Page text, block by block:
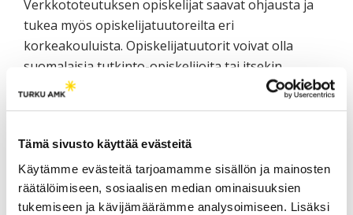
Tämä sivusto käyttää evästeitä
Käytämme evästeitä tarjoamamme sisällön ja mainosten
räätälöimiseen, sosiaalisen median ominaisuuksien
tukemiseen ja kävijämäärämme analysoimiseen. Lisäksi
Verkkototeutuksen opiskelijat saavat ohjausta ja
tukea myös opiskelijatuutoreilta eri
korkeakouluista. Opiskelijatuutorit voivat olla
suomalaisia tutkinto-opiskelijoita tai itsekin
valmentavaan koulutukseen osallistuneita
maahanmuuttajia. Opiskelijatuutorien tehtävänä
eri ohjelmien käytössä, pitää verkkolukupiirejä,
kertoa omasta opintopolustaan tai jakaa
kokemuksiaan tutkintokoulutusten valintakokeista.